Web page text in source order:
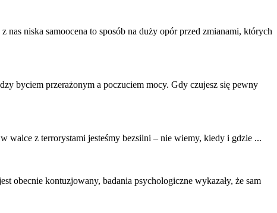
nas niska samoocena to sposób na duży opór przed zmianami, których
byciem przerażonym a poczuciem mocy. Gdy czujesz się pewny
walce z terrorystami jesteśmy bezsilni – nie wiemy, kiedy i gdzie ...
obecnie kontuzjowany, badania psychologiczne wykazały, że sam